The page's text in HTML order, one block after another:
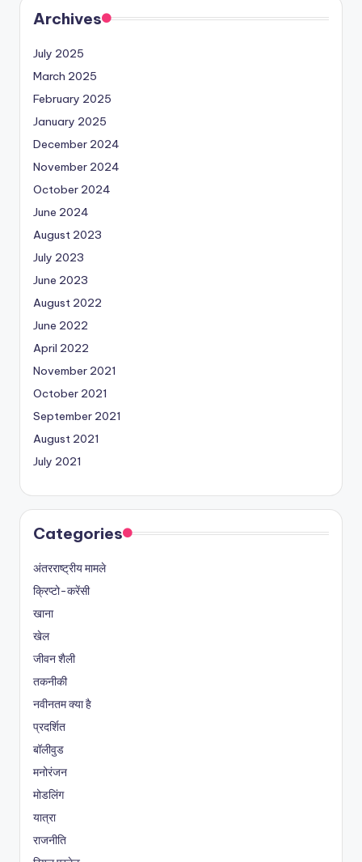
Archives
July 2025
March 2025
February 2025
January 2025
December 2024
November 2024
October 2024
June 2024
August 2023
July 2023
June 2023
August 2022
June 2022
April 2022
November 2021
October 2021
September 2021
August 2021
July 2021
Categories
अंतरराष्ट्रीय मामले
क्रिप्टो-करेंसी
खाना
खेल
जीवन शैली
तकनीकी
नवीनतम क्या है
प्रदर्शित
बॉलीवुड
मनोरंजन
मोडलिंग
यात्रा
राजनीति